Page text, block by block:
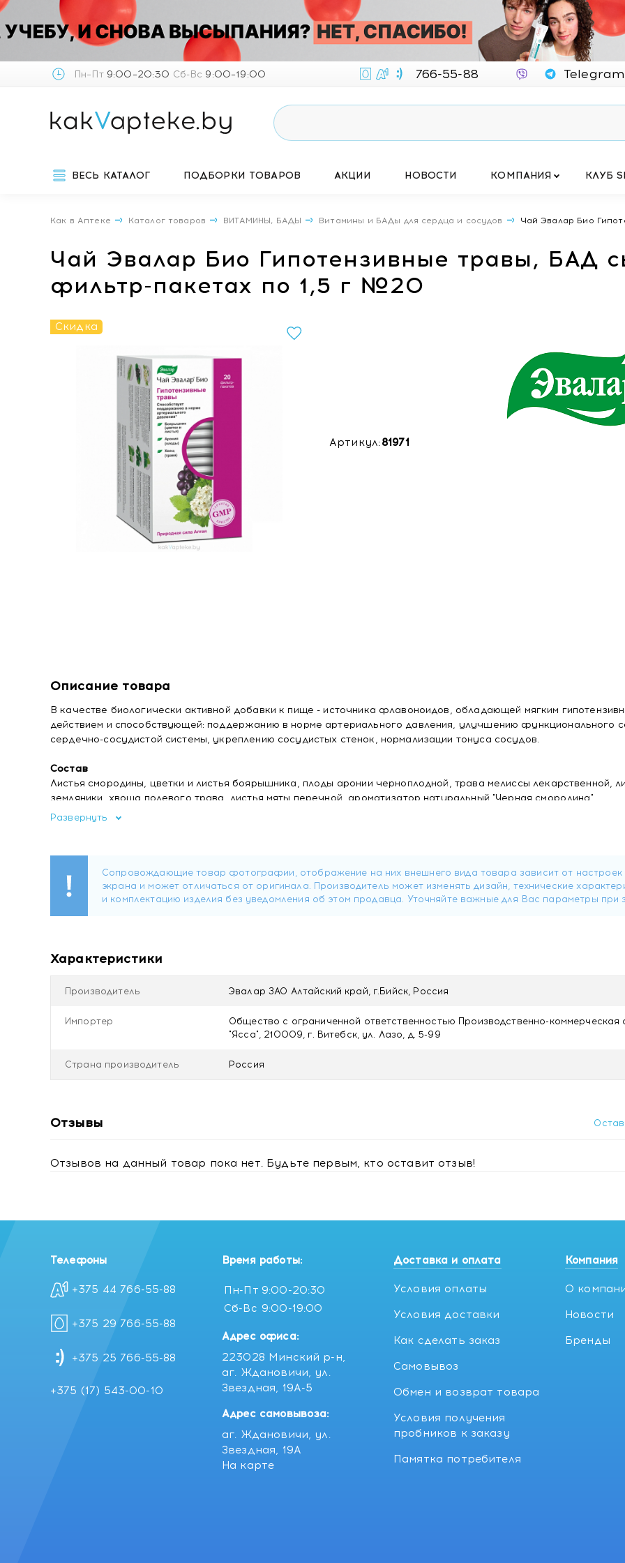
Пн–Пт9:00–20:30 Сб-Вс 9:00–19:00 766-55-88
ВЕСЬ КАТАЛОГ ПОДБОРКИ ТОВАРОВ АКЦИИ НОВОСТИ КОМПАНИЯ КЛУБ
Как в Аптеке Каталог товаров ВИТАМИНЫ, БАДЫ Витамины и БАДы для сердца и сосудов Чай Эвалар Био
Чай Эвалар Био Гипотензивные травы, БАД
фильтр-пакетах по 1,5 г №20
Скидка
Артикул:81971
Описание товара
В качестве биологически активной добавки к пище - источника флавоноидов, обладающей мягким
действием и способствующей: поддержанию в норме артериального давления, улучшению функционального
сердечно-сосудистой системы, укреплению сосудистых стенок, нормализации тонуса сосудов.
Состав
Листья смородины, цветки и листья боярышника, плоды аронии черноплодной, трава мелиссы лекарственной,
земляники, хвоща полевого трава, листья мяты перечной, ароматизатор натуральный "Черная смородина".
2 фильтр-пакета в день обеспечивают не менее 4,5 мг флавоноидов в пересчете на рутин.
Рекомендации по применению
Фильтр-пакет залить стаканом (200 мл) горячей кипяченой воды, настаивать 5-10 мин. Принимать взрослым по
стакану 2 раза в день во время еды. Рекомендуется регулярный прием.
Противопоказания
Индивидуальная непереносимость компонентов продукта, беременность, кормление грудью.
Купить Чай Эвалар БИО гипотензивные травы фильтр-пакеты 1,5г №20 с доставкой в Минске
Развернуть
Характеристики
Производитель Эвалар ЗАО Алтайский край, г.Бийск, Россия
Импортер
Общество с ограниченной ответственностью Производственно-
"Ясса", 210009, г. Витебск, ул. Лазо, д. 5-99
Страна производитель Россия
Отзывы
Отзывов на данный товар пока нет. Будьте первым, кто оставит отзыв!
Телефоны
+375 44 766-55-88
+375 29 766-55-88
+375 25 766-55-88
+375 (17) 543-00-10
Время работы:
Пн-Пт 9:00-20:30
Сб-Вс 9:00-19:00
Адрес офиса:
223028 Минский р-н,
аг. Ждановичи, ул.
Звездная, 19А-5
Адрес самовывоза:
аг. Ждановичи, ул.
Звездная, 19А
На карте
Доставка и оплата
Условия оплаты
Условия доставки
Как сделать заказ
Самовывоз
Обмен и возврат товара
Условия получения
пробников к заказу
Памятка потребителя
Компания
О
Новости
Бренды